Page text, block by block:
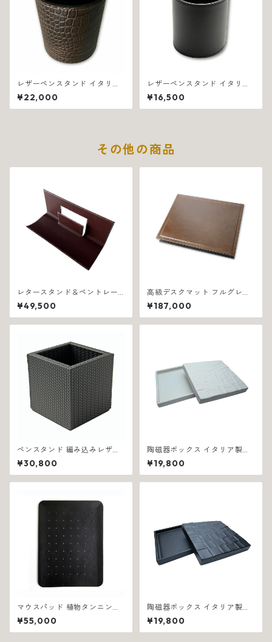
レザーペンスタンド イタリア
製 ブラウン 業務用 クロコダイ
ル 1201
¥22,000
レザーペンスタンド イタリア
製 ブラック 業務用 プレイン 1
202
¥16,500
その他の商品
レタースタンド＆ペントレー
植物タンニン鞣し革 イタリア
製 ブラウン モンテフェルトロ
1020
¥49,500
高級デスクマット フルグレイ
ンレザー イタリア製 ブラウン
アンドリュー 1329
¥187,000
ペンスタンド 編み込みレザー
イタリア製 ブラック フィレン
ツェ 1305
¥30,800
陶磁器ボックス イタリア製ハ
ンドクラフト スクエア ホワイ
ト 1138
¥19,800
マウスパッド 植物タンニン鞣
し革 イタリア製 ブラック エス
テーゾ 1318
¥55,000
陶磁器ボックス イタリア製ハ
ンドクラフト スクエア型収納
ブラック 1139
¥19,800